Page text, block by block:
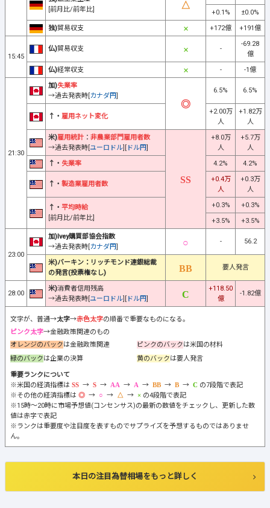
[前月比/前年比]
+0.1%
±0.0%
独)貿易収支 +172億 +191億
15:45
仏)貿易収支 -
-69.28
億
仏)経常収支 - -1億
21:30
加)失業率
→過去発表時[カナダ円]
6.5% 6.5%
↑・ 雇用ネット変化
+2.00万
人
+1.82万
人
米)雇用統計 ： 非農業部門雇用者数
→過去発表時[ユーロドル][ ドル円]
+8.0万
人
+5.7万
人
↑・ 失業率 4.2% 4.2%
↑・ 製造業雇用者数
+0.4万
人
+0.3万
人
↑・ 平均時給
[前月比/前年比]
+0.3%
+0.3%
+3.5%
+3.5%
23:00
加)Ivey購買部協会指数
→過去発表時[カナダ円]
- 56.2
米)バーキン：リッチモンド連銀総裁
の発言(投票権なし)
要人発言
28:00
米)消費者信用残高
→過去発表時[ユーロドル][ ドル円]
+118.50
億
-1.82億
文字が、普通→太字→赤色太字の順番で重要なものになる。
ピンク太字→金融政策関連のもの
オレンジのバックは金融政策関連 ピンクのバックは米国の材料
緑のバックは企業の決算 黄のバックは要人発言
重要ランクについて
※米国の経済指標は
→ → → → → →
の7段階で表記
※その他の経済指標は
→ → →
の4段階で表記
※15時～20時に市場予想値(コンセンサス)の最新の数値をチェックし、更新した数
値は赤字で表記
※ランクは重要度や注目度を表すものでサプライズを予想するものではありませ
ん。
本日の注目為替相場をもっと詳しく